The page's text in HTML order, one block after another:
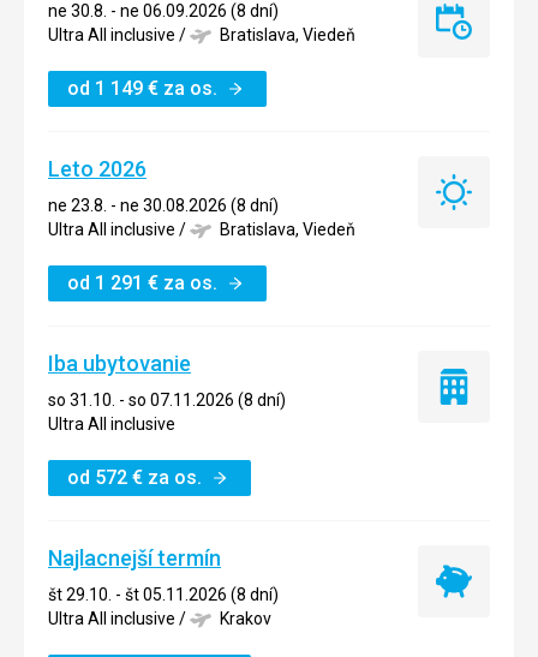
ne 30.8. - ne 06.09.2026 (8 dní)
Ultra All inclusive / Bratislava, Viedeň
od 1 149 € za os.
Last
Leto 2026
ne 23.8. - ne 30.08.2026 (8 dní)
Ultra All inclusive / Bratislava, Viedeň
od 1 291 € za os.
Leto
Iba ubytovanie
so 31.10. - so 07.11.2026 (8 dní)
Ultra All inclusive
od 572 € za os.
Iba
Najlacnejší termín
št 29.10. - št 05.11.2026 (8 dní)
Ultra All inclusive / Krakov
Najlacnejší